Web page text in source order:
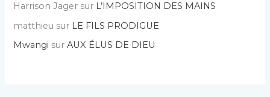
Harrison Jager sur L’IMPOSITION DES MAINS
matthieu sur LE FILS PRODIGUE
Mwangi surAUX ÉLUS DE DIEU